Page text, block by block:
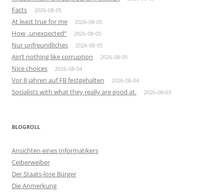
Facts 2026-08-05
At least true for me 2026-08-05
How „unexpected“ 2026-08-05
Nur unfreundliches 2026-08-05
Ain’t nothing like corruption 2026-08-05
Nice choices 2026-08-04
Vor 8 jahren auf FB festgehalten 2026-08-04
Socialists with what they really are good at. 2026-08-03
BLOGROLL
Ansichten eines Informatikers
Ceiberweiber
Der Staats-lose Bürger
Die Anmerkung